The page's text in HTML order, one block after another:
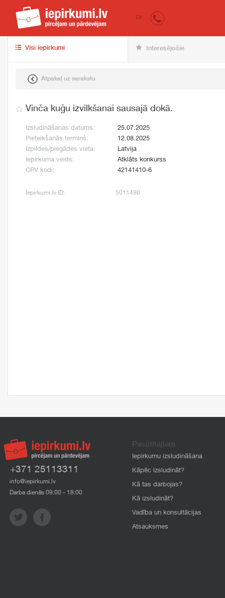
iepirkumi.lv
LV
Visi iepirkumi Interesējošie
Atpakaļ uz sarakstu
Vinča kuģu izvilkšanai sausajā dokā.
Izsludināšanas datums:
25.07.2025
Pieteikšanās termiņš:
12.08.2025
Izpildes/piegādes vieta:
Latvija
Iepirkuma veids:
Atklāts konkurss
CPV kodi:
42141410-6
Iepirkumi.lv ID: 5011490
+371 25113311
info@iepirkumi.lv
Darba dienās 09:00 - 18:00
Pasūtītājiem
Iepirkumu izsludināšana
Kāpēc izsludināt?
Kā tas darbojas?
Kā izsludināt?
Vadība un konsultācijas
Atsauksmes